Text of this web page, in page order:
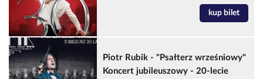
kup bilet
Piotr Rubik - "Psałterz wrześniowy"
Koncert jubileuszowy - 20-lecie